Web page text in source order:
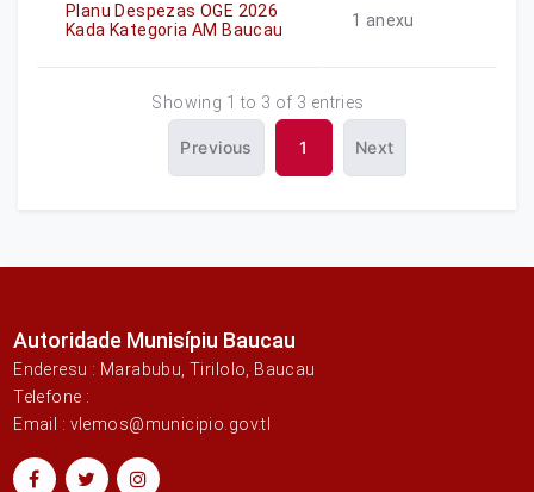
Planu Despezas OGE 2026
Kada Kategoria AM Baucau
1 anexu
Showing 1 to 3 of 3 entries
Previous 1 Next
Autoridade Munisípiu Baucau
Enderesu : Marabubu, Tirilolo, Baucau
Telefone :
Email : vlemos@municipio.gov.tl